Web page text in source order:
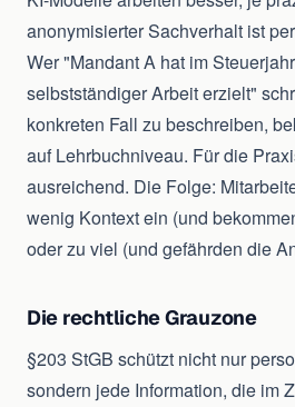
anonymisierter Sachverhalt ist
Wer "Mandant A hat im
selbstständiger Arbeit erzielt"
konkreten Fall zu beschreiben,
auf Lehrbuchniveau. Für die
ausreichend. Die Folge:
wenig Kontext ein (und
oder zu viel (und gefährden die
Die rechtliche Grauzone
§203 StGB schützt nicht nur
sondern jede Information, die im